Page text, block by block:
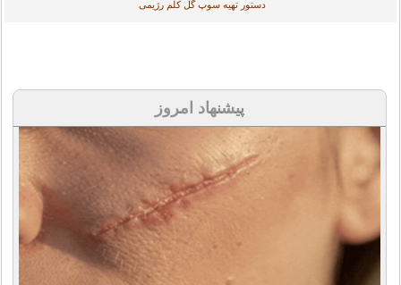
دستور تهیه سوپ گل کلم رژیمی
پیشنهاد امروز